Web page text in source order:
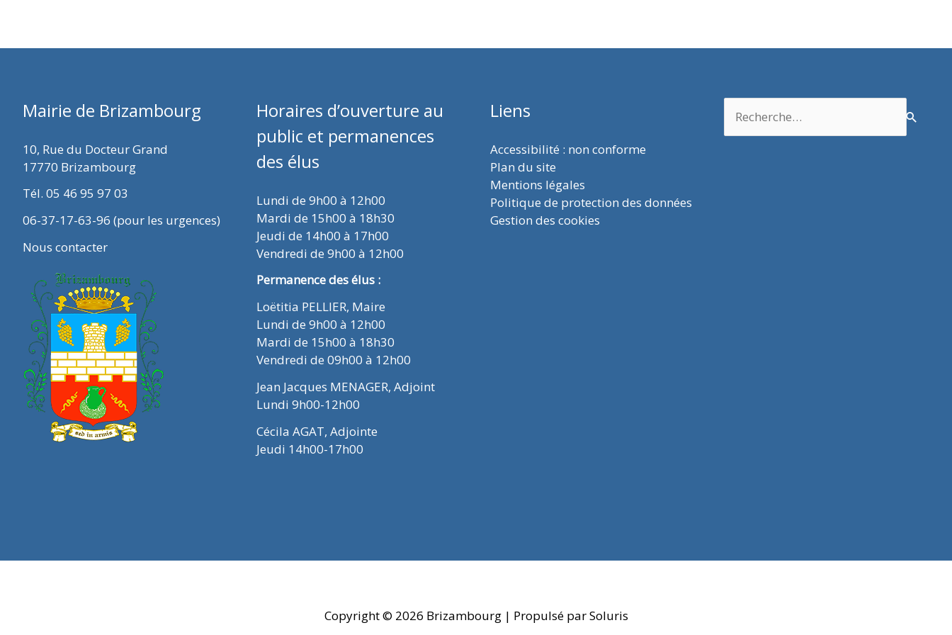
Mairie de Brizambourg
10, Rue du Docteur Grand
17770 Brizambourg
Tél. 05 46 95 97 03
06-37-17-63-96 (pour les urgences)
Nous contacter
Horaires d’ouverture au
public et permanences
des élus
Lundi de 9h00 à 12h00
Mardi de 15h00 à 18h30
Jeudi de 14h00 à 17h00
Vendredi de 9h00 à 12h00
Permanence des élus :
Loëtitia PELLIER, Maire
Lundi de 9h00 à 12h00
Mardi de 15h00 à 18h30
Vendredi de 09h00 à 12h00
Jean Jacques MENAGER, Adjoint
Lundi 9h00-12h00
Cécila AGAT, Adjointe
Jeudi 14h00-17h00
Liens
Accessibilité : non conforme
Plan du site
Mentions légales
Politique de protection des données
Gestion des cookies
Copyright © 2026 Brizambourg| Propulsé par Soluris